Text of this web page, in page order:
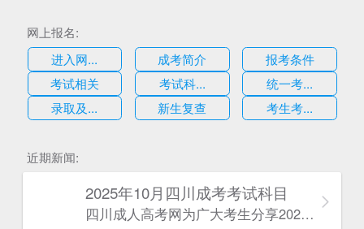
网上报名:
进入网...
成考简介
报考条件
考试相关
考试科...
统一考...
录取及...
新生复查 考生考...
近期新闻:
2025年10月四川成考考试科目
四川成人高考网​为广大考生分享2025年10月四川成考考试科目。为广大在职人员和社会人士提供学历提升的机会。更多四川成考考试信息，欢迎在线访问四川成人高考网。